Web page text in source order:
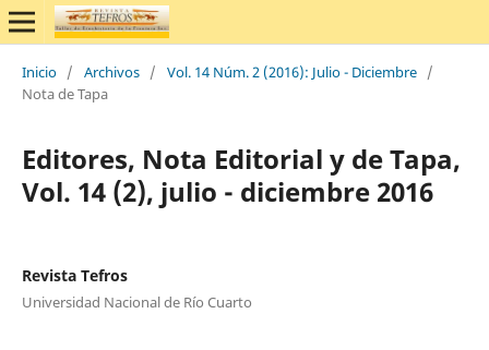
Inicio / Archivos / Vol. 14 Núm. 2 (2016): Julio - Diciembre /
Nota de Tapa
Editores, Nota Editorial y de Tapa,
Vol. 14 (2), julio - diciembre 2016
Revista Tefros
Universidad Nacional de Río Cuarto